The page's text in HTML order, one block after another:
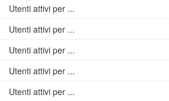
Utenti attivi per ...
Utenti attivi per ...
Utenti attivi per ...
Utenti attivi per ...
Utenti attivi per ...